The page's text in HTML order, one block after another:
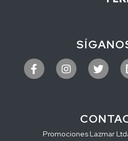
Promociones Lazmar